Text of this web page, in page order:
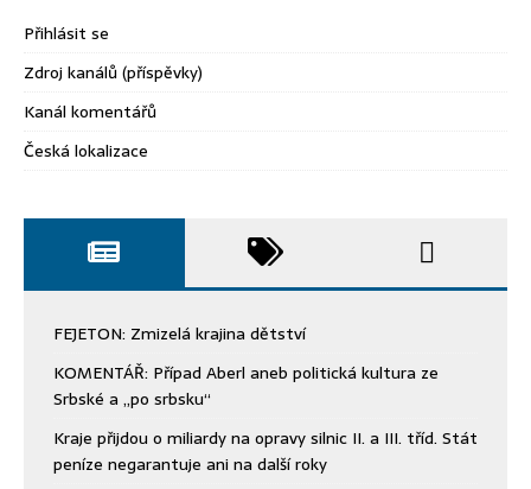
Přihlásit se
Zdroj kanálů (příspěvky)
Kanál komentářů
Česká lokalizace
FEJETON: Zmizelá krajina dětství
KOMENTÁŘ: Případ Aberl aneb politická kultura ze
Srbské a „po srbsku“
Kraje přijdou o miliardy na opravy silnic II. a III. tříd. Stát
peníze negarantuje ani na další roky